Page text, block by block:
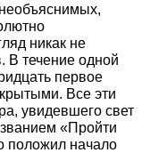
никак не
В течение одной
первое
Все эти
увидевшего свет
«Пройти
положил начало